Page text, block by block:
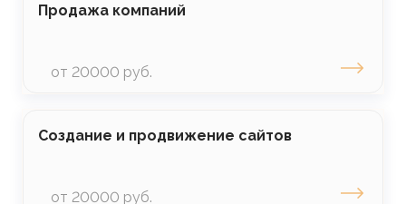
Продажа компаний
от 20000 руб.
Создание и продвижение сайтов
от 20000 руб.